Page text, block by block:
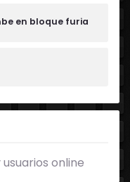
en bloque furia
online